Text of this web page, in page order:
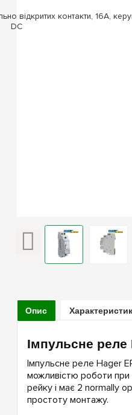
Опис
Імпульсне реле
Імпульсне реле Hager
можливістю роботи при
рейку і має 2 normally
простоту монтажу.